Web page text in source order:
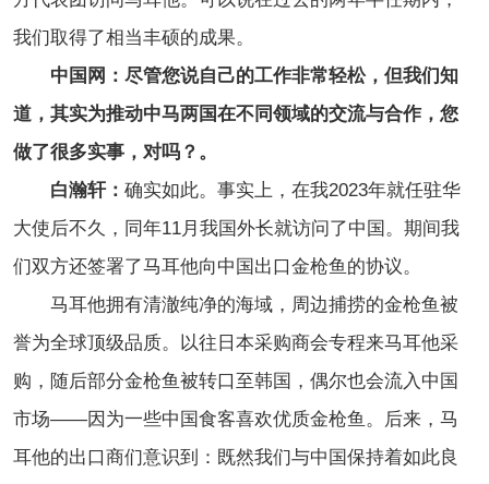
我们取得了相当丰硕的成果。
中国网：尽管您说自己的工作非常轻松，但我们知
道，其实为推动中马两国在不同领域的交流与合作，您
做了很多实事，对吗？。
白瀚轩： 确实如此。事实上，在我2023年就任驻华
大使后不久，同年11月我国外长就访问了中国。期间我
们双方还签署了马耳他向中国出口金枪鱼的协议。
马耳他拥有清澈纯净的海域，周边捕捞的金枪鱼被
誉为全球顶级品质。以往日本采购商会专程来马耳他采
购， 随后部分金枪鱼被转口至韩国，偶尔也会流入中国
市场——因为一些中国食客喜欢优质金枪鱼。后来，马
耳他的出口商们意识到：既然我们与中国保持着如此良